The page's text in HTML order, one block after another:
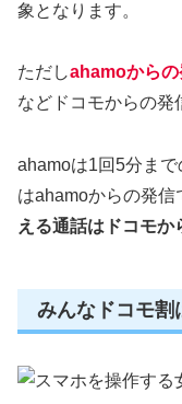
象となります。
ただしahamoからの
などドコモからの発
ahamoは1回5分ま
はahamoからの発信
える通話はドコモか
みんなドコモ割